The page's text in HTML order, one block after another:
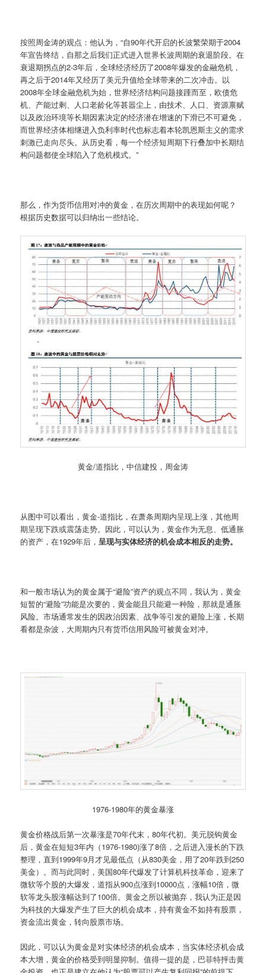
按照周金涛的观点：他认为，“自90年代开启的长波繁荣期于2004
年宣告终结，自那之后我们正式进入世界长波周期的衰退阶段。在
衰退期拐点的2-3年后，全球经济经历了2008年爆发的金融危机，
再之后于2014年又经历了美元升值给全球带来的二次冲击。以
2008年全球金融危机为始，世界经济结构问题接踵而至，欧债危
机、产能过剩、人口老龄化等甚嚣尘上，由技术、人口、资源禀赋
以及政治环境等长期因素决定的经济潜在增速的下滑已不可避免，
而世界经济体相继进入负利率时代也标志着本轮凯恩斯主义的需求
刺激已走向尽头。从历史看，每一个经济短周期下行叠加中长期结
构问题都使全球陷入了危机模式。”
那么，作为货币信用对冲的黄金，在历次周期中的表现如何呢？
根据历史数据可以归纳出一些结论。
黄金/道指比，中信建投，周金涛
从图中可以看出，黄金-道指比，在萧条周期内呈现上涨，其他周
期呈现下跌或震荡走势。因此，可以认为，黄金作为无息、低通胀
的资产，在1929年后，呈现与实体经济的机会成本相反的走势。
和一般市场认为的黄金属于“避险”资产的观点不同，我认为，黄金
短暂的“避险”功能是次要的，黄金能且只能避一种险，那就是通胀
风险。市场通常发生的因政治因素、战争等引发的避险上涨，长期
看都是杂波，大周期内只有货币信用风险可被黄金对冲。
1976-1980年的黄金暴涨
黄金价格战后第一次暴涨是70年代末，80年代初。美元脱钩黄金
后，黄金在短短3年内（1976-1980)涨了8倍，之后进入漫长的下跌
整理，直到1999年9月才见最低点（从830美金，用了20年跌到250
美金）。而与此同时，美国80年代爆发了计算机科技革命，迎来了
微软等个股的大爆发，道指从900点涨到10000点，涨幅10倍，微
软等龙头股涨幅达到了100倍。黄金之所以被抛弃，我认为正是因
为科技的大爆发产生了巨大的机会成本，持有黄金不如持有股票，
资金流出黄金，转向股票市场。
因此，可以认为黄金是对实体经济的机会成本，当实体经济机会成
本大增，黄金的价格受到明显抑制。值得一提的是，巴菲特抨击黄